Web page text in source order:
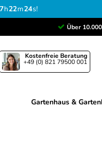
h22m23s!
Über
Kostenfreie Beratung
+49 (0) 821 79500 001
Gartenhaus &